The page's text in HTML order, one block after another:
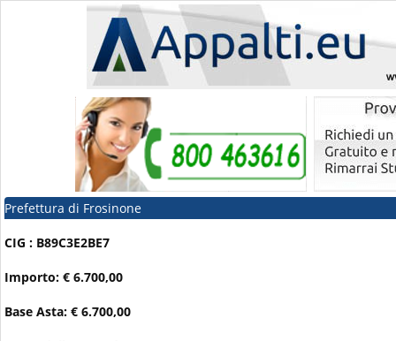
Prefettura di Frosinone
CIG : B89C3E2BE7
Importo: € 6.700,00
Base Asta: € 6.700,00